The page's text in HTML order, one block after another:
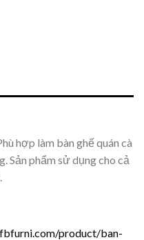
hợp làm bàn ghế quán cà
Sản phẩm sử dụng cho cả
product/ban-